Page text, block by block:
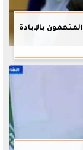
بالإبادة